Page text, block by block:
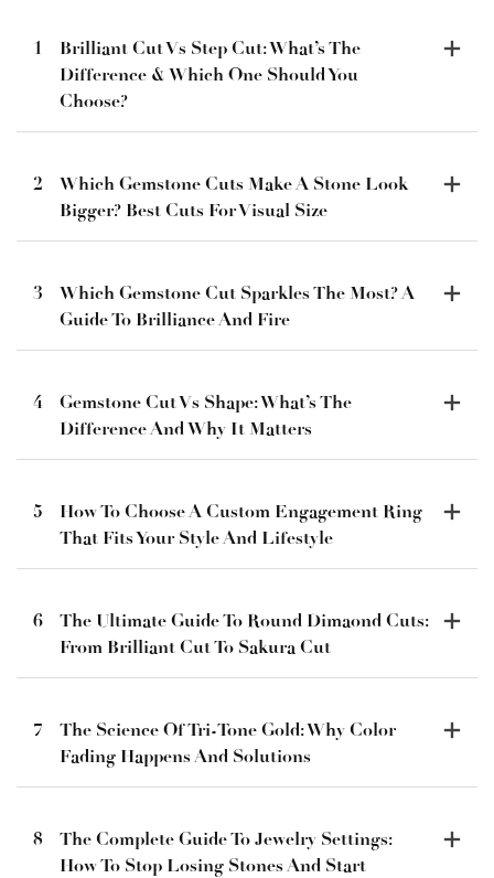
1
Brilliant Cut Vs Step Cut: What’s The
Difference & Which One Should You
Choose?
2
Which Gemstone Cuts Make A Stone Look
Bigger? Best Cuts For Visual Size
3
Which Gemstone Cut Sparkles The Most? A
Guide To Brilliance And Fire
4
Gemstone Cut Vs Shape: What’s The
Difference And Why It Matters
5
How To Choose A Custom Engagement Ring
That Fits Your Style And Lifestyle
6
The Ultimate Guide To Round Dimaond Cuts:
From Brilliant Cut To Sakura Cut
7
The Science Of Tri-Tone Gold: Why Color
Fading Happens And Solutions
8
The Complete Guide To Jewelry Settings:
How To Stop Losing Stones And Start